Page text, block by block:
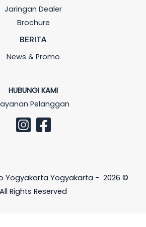
Jaringan Dealer
Brochure
BERITA
News & Promo
HUBUNGI KAMI
Pelanggan
Yogyakarta Yogyakarta - 2026 ©
All Rights Reserved